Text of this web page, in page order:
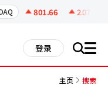
801.66 2.07
登录 搜 all
主页 搜索